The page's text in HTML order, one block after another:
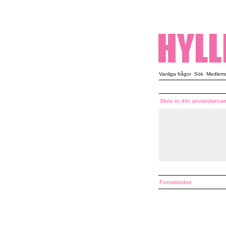
Vanliga frågor Sök
Skriv in ditt
Forumindex